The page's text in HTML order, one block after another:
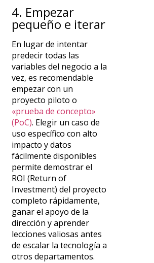
4. Empezar
pequeño e iterar
En lugar de intentar
predecir todas las
variables del negocio a la
vez, es recomendable
empezar con un
proyecto piloto o
«prueba de concepto»
(PoC). Elegir un caso de
uso específico con alto
impacto y datos
fácilmente disponibles
permite demostrar el
ROI(Return of
Investment) del proyecto
completo rápidamente,
ganar el apoyo de la
dirección y aprender
lecciones valiosas antes
de escalar la tecnología a
otros departamentos.